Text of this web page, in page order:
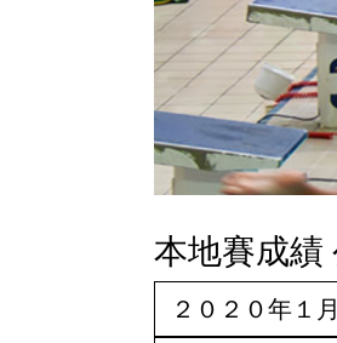
本地賽成績
２０２０年１